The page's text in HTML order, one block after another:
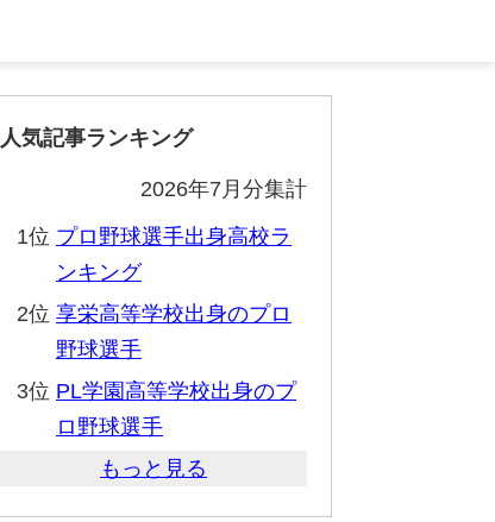
人気記事ランキング
2026年7月分集計
1位 プロ野球選手出身高校ラ
ンキング
2位 享栄高等学校出身のプロ
野球選手
3位 PL学園高等学校出身のプ
ロ野球選手
もっと見る